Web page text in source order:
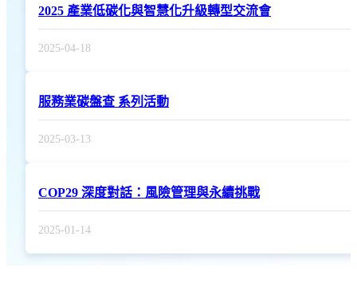
2025 產業低碳化與智慧化升級轉型交流會
2025-04-18
服務業碳盤查 系列活動
2025-03-13
COP29 深度對話：風險管理與永續挑戰
2025-01-14